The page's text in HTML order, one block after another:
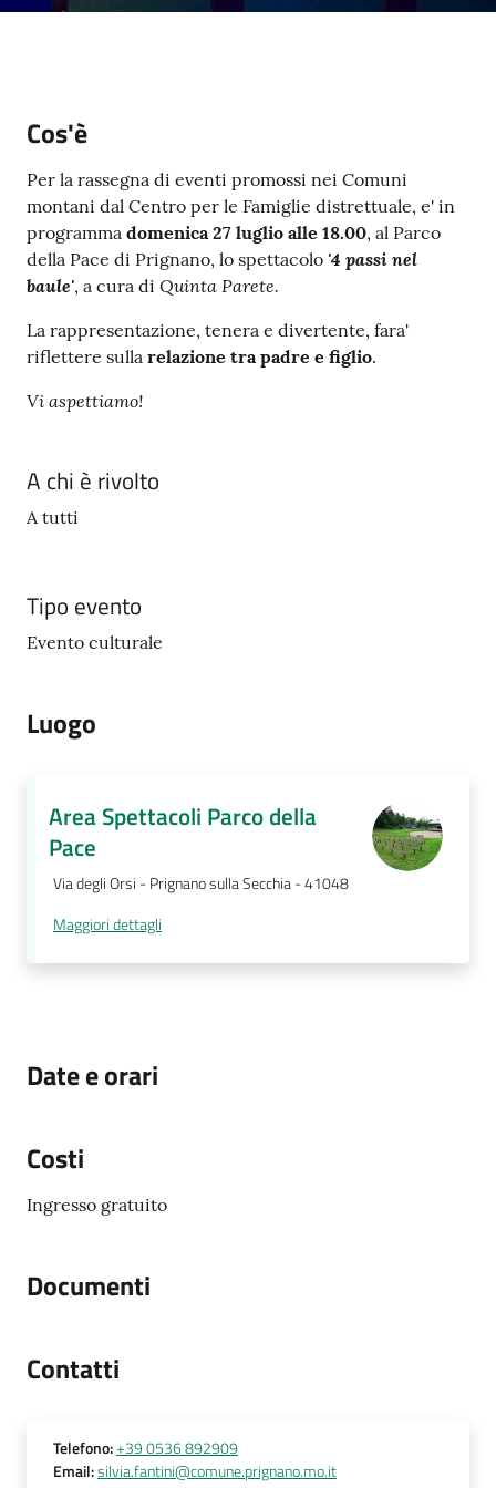
e
n
t
a
m
e
n
t
o
Street
Tutti
argomenti...
Cos'è
Per la rassegna di eventi promossi nei Comuni
montani dal Centro per le Famiglie distrettuale, e' in
programma domenica 27 luglio alle 18.00, al Parco
della Pace di Prignano, lo spettacolo '4 passi nel
baule', a cura di Quinta Parete.
La rappresentazione, tenera e divertente, fara'
riflettere sulla relazione tra padre e figlio.
Vi aspettiamo!
A chi è rivolto
A tutti
Tipo evento
Evento culturale
Luogo
Area Spettacoli Parco della
Pace
Via degli Orsi - Prignano sulla Secchia - 41048
Maggiori dettagli
Date e orari
Costi
Ingresso gratuito
Documenti
Contatti
Telefono:+39 0536 892909
Email:silvia.fantini@comune.prignano.mo.it